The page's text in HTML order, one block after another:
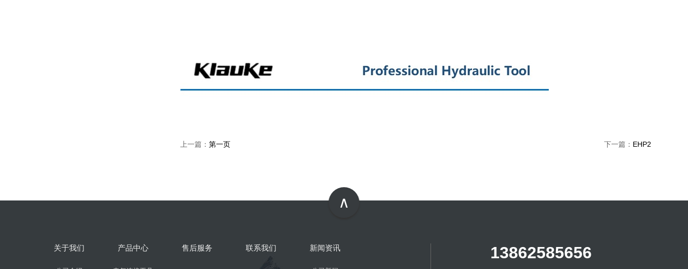
上一篇： 第一页 下一篇： EHP2
∧
关于我们 产品中心 售后服务 联系我们 新闻资讯 13862585656